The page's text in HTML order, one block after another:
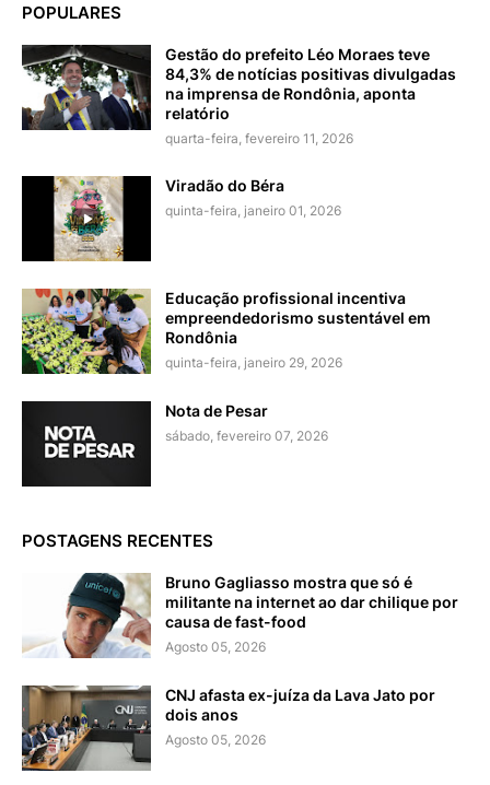
POPULARES
Gestão do prefeito Léo Moraes teve
84,3% de notícias positivas divulgadas
na imprensa de Rondônia, aponta
relatório
quarta-feira, fevereiro 11, 2026
Viradão do Béra
quinta-feira, janeiro 01, 2026
Educação profissional incentiva
empreendedorismo sustentável em
Rondônia
quinta-feira, janeiro 29, 2026
Nota de Pesar
sábado, fevereiro 07, 2026
POSTAGENS RECENTES
Bruno Gagliasso mostra que só é
militante na internet ao dar chilique por
causa de fast-food
Agosto 05, 2026
CNJ afasta ex-juíza da Lava Jato por
dois anos
Agosto 05, 2026